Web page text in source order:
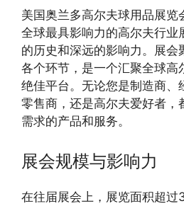
美国奥兰多高尔夫球用品展览
全球最具影响力的高尔夫行业
的历史和深远的影响力。展会
各个环节，是一个汇聚全球高
绝佳平台。无论您是制造商、
零售商，还是高尔夫爱好者，
需求的产品和服务。
展会规模与影响力
在往届展会上，展览面积超